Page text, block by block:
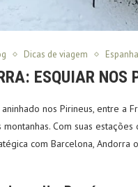
Dicas de viagem Espanha
ESQUIAR
nos Pirineus, entre a
Com suas
com Barcelona,